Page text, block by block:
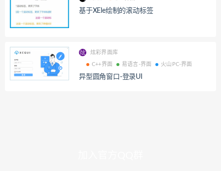
基于XEle绘制的滚动标签
炫彩界面库
C++界面 易语言-界面 火山PC-界面
异型圆角窗口-登录UI